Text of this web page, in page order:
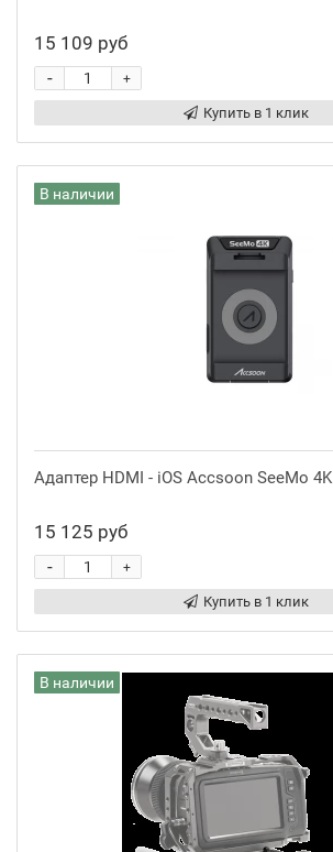
15 109 руб
+
-
Купить в 1 клик
В наличии
Адаптер HDMI - iOS Accsoon SeeMo 4K
15 125 руб
+
-
Купить в 1 клик
В наличии